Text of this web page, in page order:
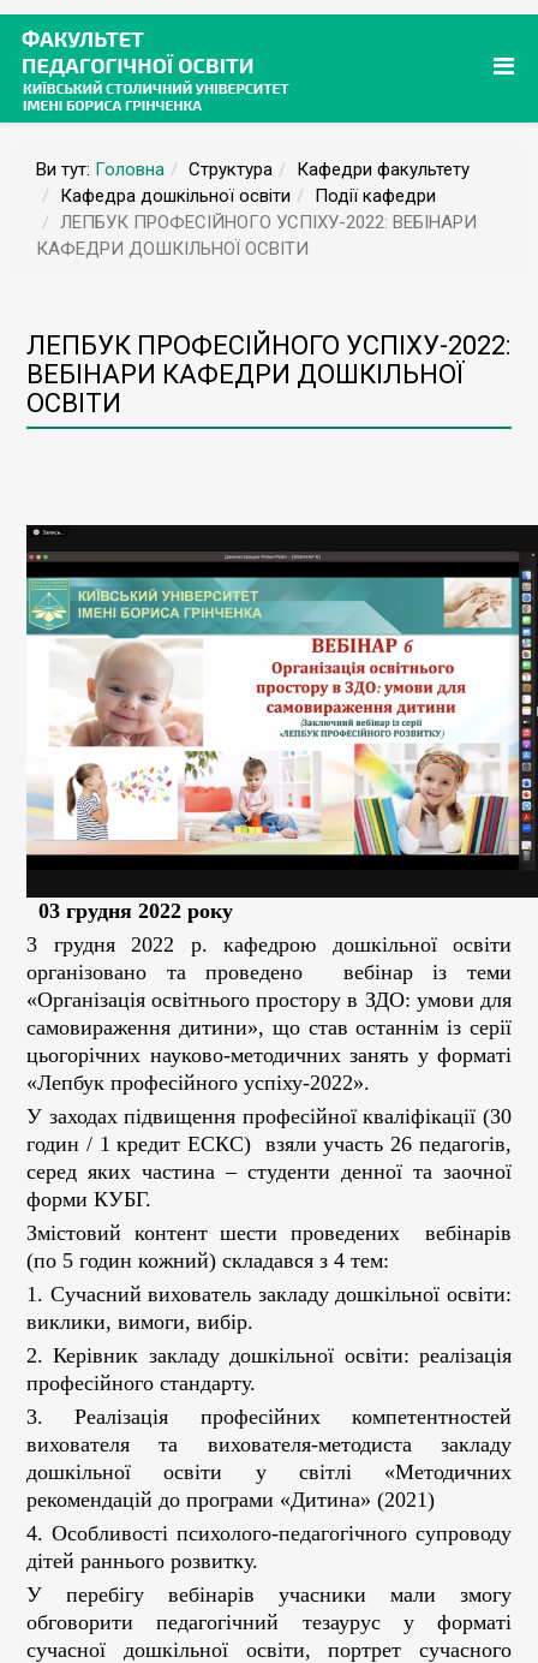
Ви тут: Головна Структура
Кафедри факультету
Кафедра дошкільної освіти
Події кафедри
ЛЕПБУК ПРОФЕСІЙНОГО УСПІХУ-2022: ВЕБІНАРИ
КАФЕДРИ ДОШКІЛЬНОЇ ОСВІТИ
ЛЕПБУК ПРОФЕСІЙНОГО УСПІХУ-2022:
ВЕБІНАРИ КАФЕДРИ ДОШКІЛЬНОЇ
ОСВІТИ
03 грудня 2022 року
3 грудня 2022 р. кафедрою дошкільної освіти
організовано та проведено вебінар із теми
«Організація освітнього простору в ЗДО: умови для
самовираження дитини», що став останнім із серії
цьогорічних науково-методичних занять у форматі
«Лепбук професійного успіху-2022».
У заходах підвищення професійної кваліфікації (30
годин / 1 кредит ЕСКС) взяли участь 26 педагогів,
серед яких частина – студенти денної та заочної
форми КУБГ.
Змістовий контент шести проведених вебінарів
(по 5 годин кожний) складався з 4 тем:
1. Сучасний вихователь закладу дошкільної освіти:
виклики, вимоги, вибір.
2. Керівник закладу дошкільної освіти: реалізація
професійного стандарту.
3. Реалізація професійних компетентностей
вихователя та вихователя-методиста закладу
дошкільної освіти у світлі «Методичних
рекомендацій до програми «Дитина» (2021)
4. Особливості психолого-педагогічного супроводу
дітей раннього розвитку.
У перебігу вебінарів учасники мали змогу
обговорити педагогічний тезаурус у форматі
сучасної дошкільної освіти, портрет сучасного